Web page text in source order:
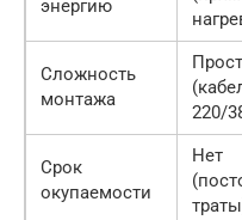
энергию
Сложность
монтажа
220/
Срок
окупаемости
Нет